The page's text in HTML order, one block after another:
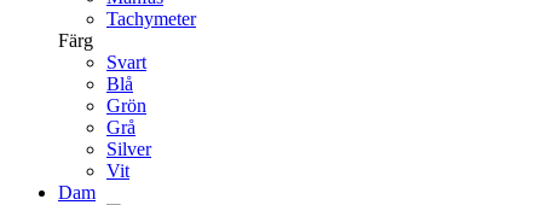
Tachymeter
Färg
Svart
Blå
Grön
Grå
Silver
Vit
Dam